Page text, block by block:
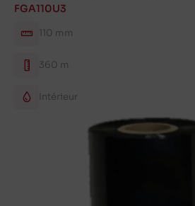
FGA110U3
110 mm
360 m
Intérieur